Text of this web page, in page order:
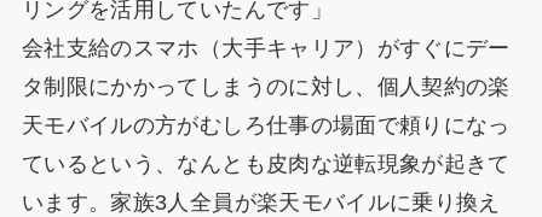
リングを活用していたんです」
会社支給のスマホ（大手キャリア）がすぐにデー
タ制限にかかってしまうのに対し、個人契約の楽
天モバイルの方がむしろ仕事の場面で頼りになっ
ているという、なんとも皮肉な逆転現象が起きて
います。家族3人全員が楽天モバイルに乗り換え